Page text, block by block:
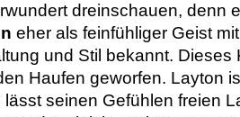
dreinschauen, denn
eher als feinfühliger Geist
und Stil bekannt. Dieses
Haufen geworfen. Layton
seinen Gefühlen freien